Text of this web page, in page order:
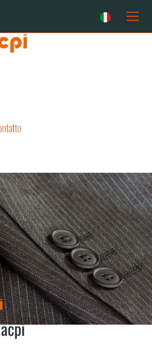
prima linea nello sviluppo tecnologico e di
dell'abbigliamento. Siamo felici di
4.0dei nostri macchinari per lalinea
: un ulteriore progresso che rende le
più interconnesse a gestionali e sistemi
serie di benefici per la tua impresa.
stiro giacca 4.0: le